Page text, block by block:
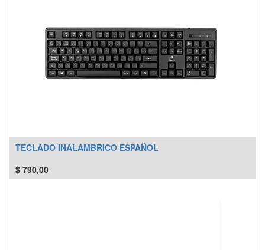
TECLADO INALAMBRICO ESPAÑOL
$ 790,00